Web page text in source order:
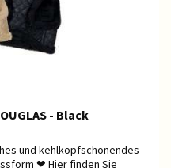
- Black
und kehlkopfschonendes
❤ Hier finden Sie